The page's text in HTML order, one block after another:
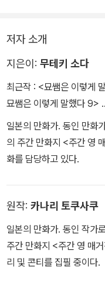
저자 소개
지은이: 무테키 소다
최근작 : <묘쌤은 이렇게
묘쌤은 이렇게 말했다 9>
일본의 만화가. 동인 만화
의 주간 만화지 <주간 영
화를 담당하고 있다.
원작: 카나리 토쿠사쿠
일본의 만화가. 동인 작가
주간 만화지 <주간 영 매
리 및 콘티를 집필 중이다.